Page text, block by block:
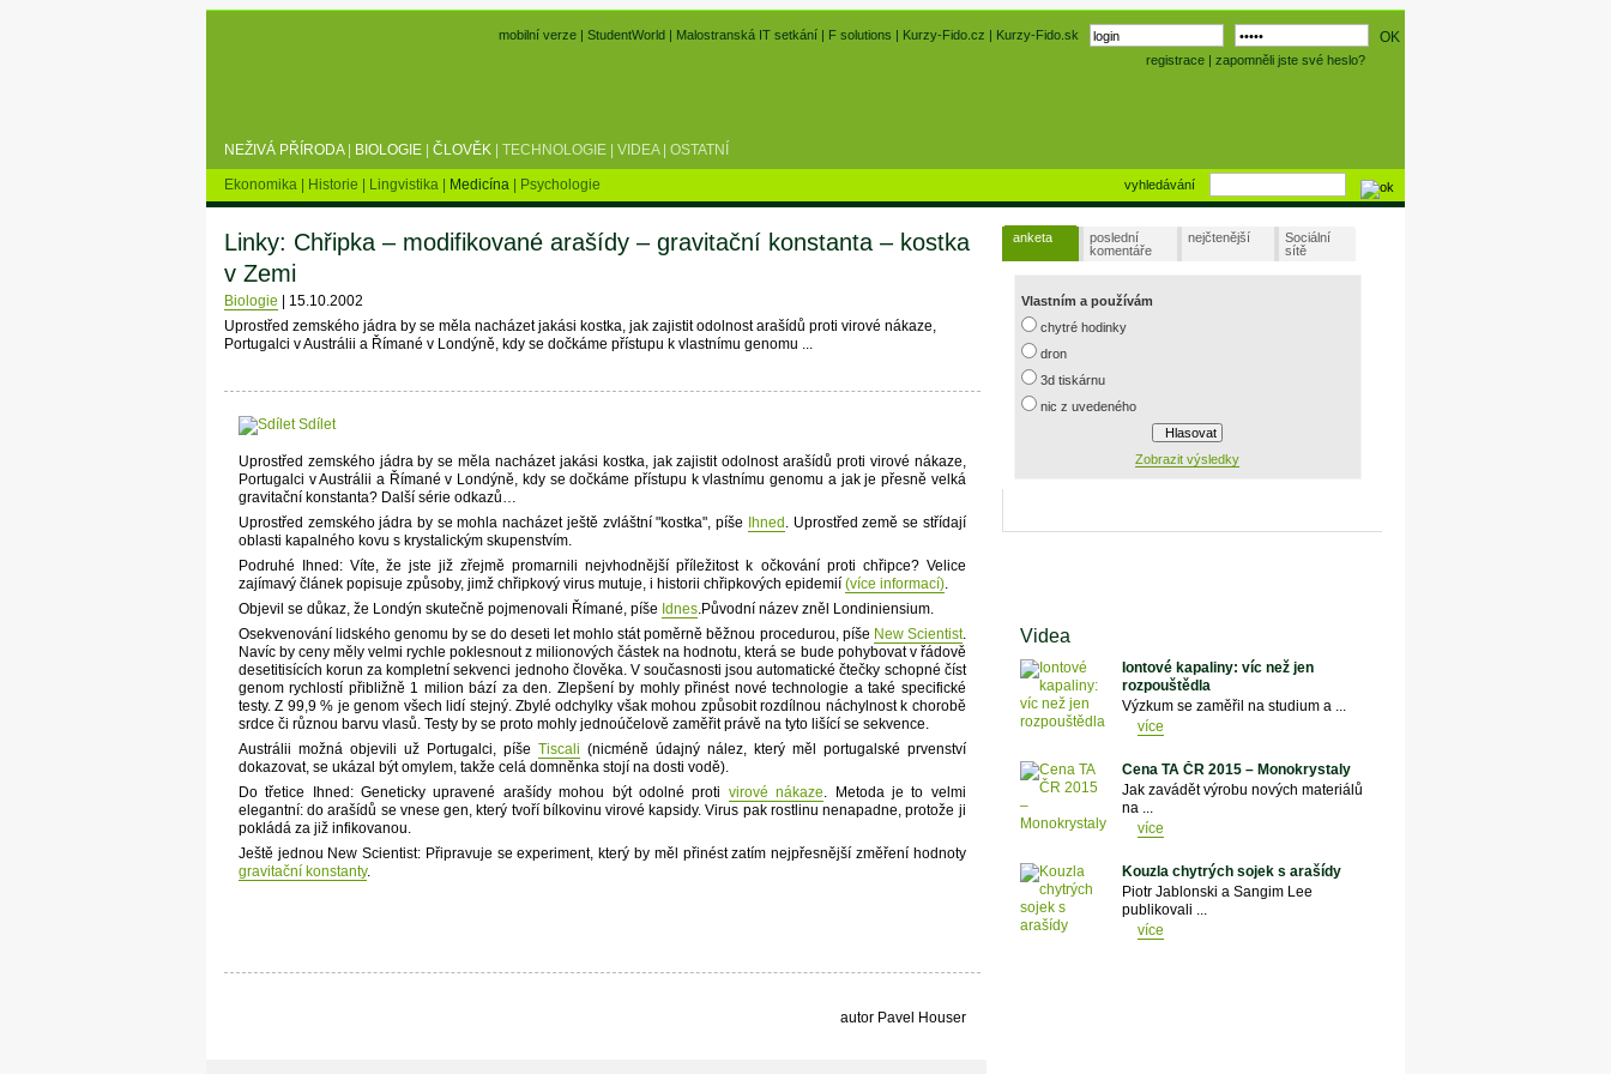
registrace | zapomněli jste své heslo?
mobilní verze |StudentWorld | Malostranská IT setkání | F solutions | Kurzy-Fido.cz | Kurzy-Fido.sk
NEŽIVÁ PŘÍRODA| BIOLOGIE | ČLOVĚK | TECHNOLOGIE | VIDEA| OSTATNÍ
Ekonomika | Historie | Lingvistika | Medicína | Psychologie vyhledávání
Linky: Chřipka – modifikované arašídy – gravitační konstanta – kostka
v Zemi
Biologie
15.10.2002
Uprostřed zemského jádra by se měla nacházet jakási kostka, jak zajistit odolnost arašídů proti virové nákaze,
Portugalci v Austrálii a Římané v Londýně, kdy se dočkáme přístupu k vlastnímu genomu ...
Sdílet
Uprostřed zemského jádra by se měla nacházet jakási kostka, jak zajistit odolnost arašídů proti virové nákaze,
Portugalci v Austrálii a Římané v Londýně, kdy se dočkáme přístupu k vlastnímu genomu a jak je přesně velká
gravitační konstanta? Další série odkazů…
Uprostřed zemského jádra by se mohla nacházet ještě zvláštní "kostka", píše
Ihned . Uprostřed země se střídají
oblasti kapalného kovu s krystalickým skupenstvím.
Podruhé Ihned: Víte, že jste již zřejmě promarnili nejvhodnější příležitost k očkování proti chřipce? Velice
zajímavý článek popisuje způsoby, jimž chřipkový virus mutuje, i historii chřipkových epidemií (více informací).
Objevil se důkaz, že Londýn skutečně pojmenovali Římané, píše Idnes.Původní název zněl Londiniensium.
Osekvenování lidského genomu by se do deseti let mohlo stát poměrně běžnou procedurou, píše New Scientist.
Navíc by ceny měly velmi rychle poklesnout z milionových částek na hodnotu, která se bude pohybovat v řádově
desetitisících korun za kompletní sekvenci jednoho člověka. V současnosti jsou automatické čtečky schopné číst
genom rychlostí přibližně 1 milion bází za den. Zlepšení by mohly přinést nové technologie a také specifické
testy. Z 99,9 % je genom všech lidí stejný. Zbylé odchylky však mohou způsobit rozdílnou náchylnost k chorobě
srdce či různou barvu vlasů. Testy by se proto mohly jednoúčelově zaměřit právě na tyto lišící se sekvence.
Austrálii možná objevili už Portugalci, píše Tiscali (nicméně údajný nález, který měl portugalské prvenství
dokazovat, se ukázal být omylem, takže celá domněnka stojí na dosti vodě).
Do třetice Ihned: Geneticky upravené arašídy mohou být odolné proti virové nákaze. Metoda je to velmi
elegantní: do arašídů se vnese gen, který tvoří bílkovinu virové kapsidy. Virus pak rostlinu nenapadne, protože ji
pokládá za již infikovanou.
Ještě jednou New Scientist: Připravuje se experiment, který by měl přinést zatím nejpřesnější změření hodnoty
gravitační konstanty.
autor Pavel Houser
anketa
poslední
komentáře
nejčtenější
Sociální
sítě
Vlastním a používám
chytré hodinky
dron
3d tiskárnu
nic z uvedeného
Zobrazit výsledky
Videa
Iontové kapaliny: víc než jen
rozpouštědla
Výzkum se zaměřil na studium a ...
více
Cena TA ČR 2015 – Monokrystaly
Jak zavádět výrobu nových materiálů
na ...
více
Kouzla chytrých sojek s arašídy
Piotr Jablonski a Sangim Lee
publikovali ...
více